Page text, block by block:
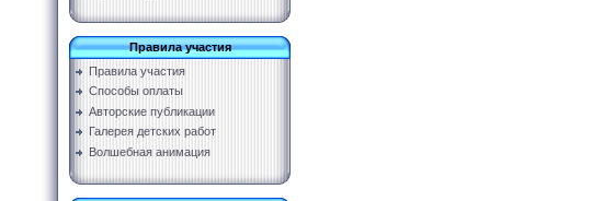
Правила участия
Правила участия
Способы оплаты
Авторские публикации
Галерея детских работ
Волшебная анимация